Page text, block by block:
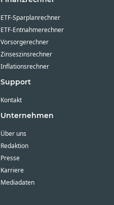
ETF-Sparplanrechner
ETF-Entnahmerechner
Vorsorgerechner
Zinseszinsrechner
Inflationsrechner
Support
Kontakt
Unternehmen
Über uns
Redaktion
Presse
Karriere
Mediadaten